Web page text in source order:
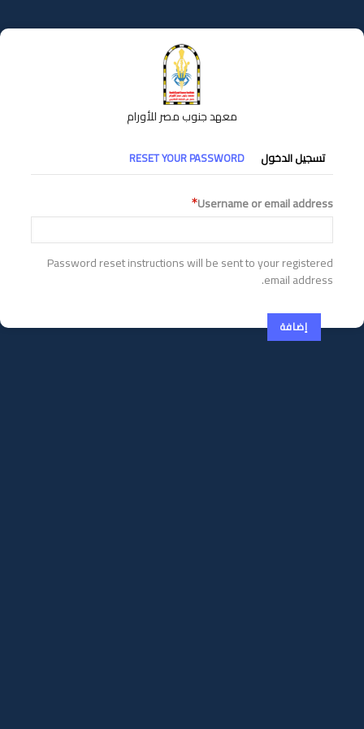
إلى
المحتوى
معهد جنوب مصر للأورام
التبويبات
الأساسية
تسجيل الدخول RESET YOUR PASSWORD
Username or email address
Password reset instructions will be sent to your registered
email address.